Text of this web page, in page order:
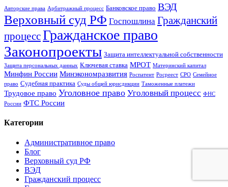
Авторские права Арбитражный процесс Банковское право ВЭД
Верховный суд РФ Госпошлина Гражданский
процессГражданское право
Законопроекты Защита интеллектуальной собственности
Защита персональных данных Ключевая ставка МРОТ Материнский капитал
Минфин России Минэкономразвития Роспатент Росреест СРО Семейное
право Судебная практика Суды общей юрисдикции Таможенные платежи
Трудовое право Уголовное право Уголовный процесс ФНС
России ФТС России
Категории
Административное право
Блог
Верховный суд РФ
ВЭД
Гражданский процесс